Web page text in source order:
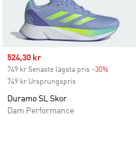
Sale price
524,30 kr
749 kr Senaste lägsta pris -30%
749 kr Ursprungspris
Duramo SL Skor
Dam Performance